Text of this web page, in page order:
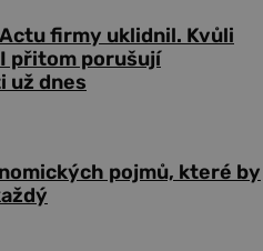
firmy uklidnil. Kvůli
přitom porušují
už dnes
pojmů, které by